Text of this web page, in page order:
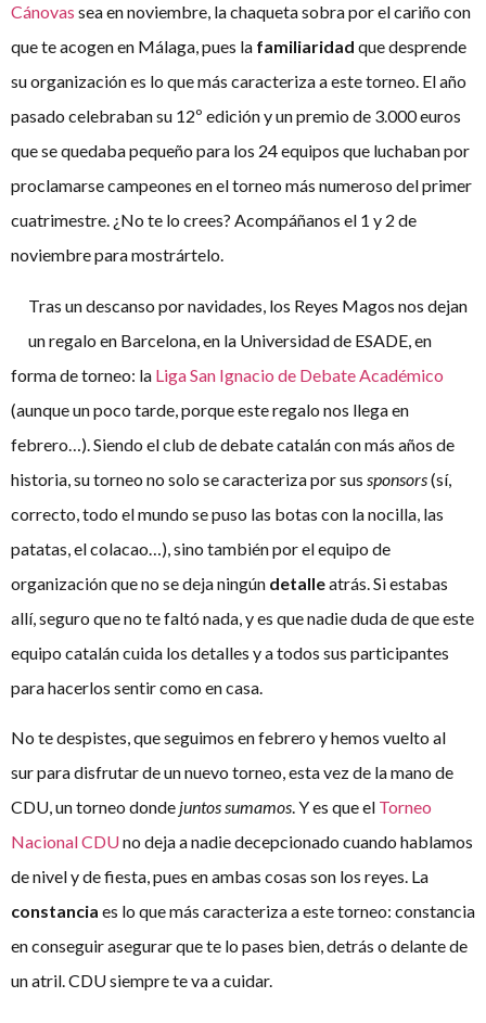
Cánovas sea en noviembre, la chaqueta sobra por el cariño con
que te acogen en Málaga, pues la familiaridad que desprende
su organización es lo que más caracteriza a este torneo. El año
pasado celebraban su 12º edición y un premio de 3.000 euros
que se quedaba pequeño para los 24 equipos que luchaban por
proclamarse campeones en el torneo más numeroso del primer
cuatrimestre. ¿No te lo crees? Acompáñanos el 1 y 2 de
noviembre para mostrártelo.
Tras un descanso por navidades, los Reyes Magos nos dejan
un regalo en Barcelona, en la Universidad de ESADE, en
forma de torneo: la Liga San Ignacio de Debate Académico
(aunque un poco tarde, porque este regalo nos llega en
febrero…). Siendo el club de debate catalán con más años de
historia, su torneo no solo se caracteriza por sus sponsors(sí,
correcto, todo el mundo se puso las botas con la nocilla, las
patatas, el colacao…), sino también por el equipo de
organización que no se deja ningún detalleatrás. Si estabas
allí, seguro que no te faltó nada, y es que nadie duda de que este
equipo catalán cuida los detalles y a todos sus participantes
para hacerlos sentir como en casa.
No te despistes, que seguimos en febrero y hemos vuelto al
sur para disfrutar de un nuevo torneo, esta vez de la mano de
CDU, un torneo donde juntos sumamos. Y es que el Torneo
Nacional CDUno deja a nadie decepcionado cuando hablamos
de nivel y de fiesta, pues en ambas cosas son los reyes. La
constancia es lo que más caracteriza a este torneo: constancia
en conseguir asegurar que te lo pases bien, detrás o delante de
un atril. CDU siempre te va a cuidar.